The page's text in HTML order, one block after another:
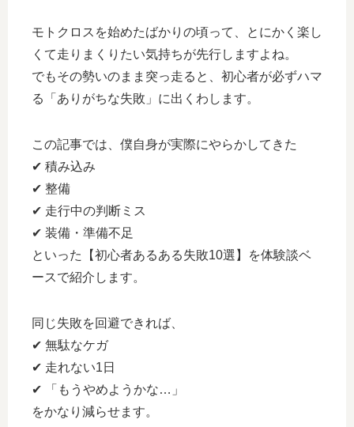
モトクロスを始めたばかりの頃って、とにかく楽し
くて走りまくりたい気持ちが先行しますよね。
でもその勢いのまま突っ走ると、初心者が必ずハマ
る「ありがちな失敗」に出くわします。
この記事では、僕自身が実際にやらかしてきた
✔ 積み込み
✔ 整備
✔ 走行中の判断ミス
✔ 装備・準備不足
といった【初心者あるある失敗10選】を体験談ベ
ースで紹介します。
同じ失敗を回避できれば、
✔ 無駄なケガ
✔ 走れない1日
✔ 「もうやめようかな…」
をかなり減らせます。